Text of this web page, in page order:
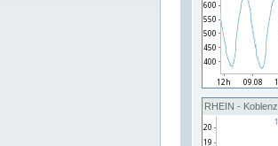
RHEIN - Koblenz